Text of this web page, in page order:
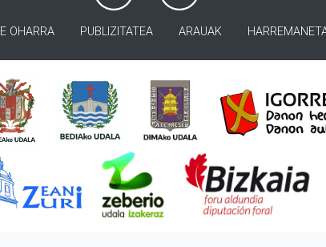
OHARRA PUBLIZITATEA ARAUAK